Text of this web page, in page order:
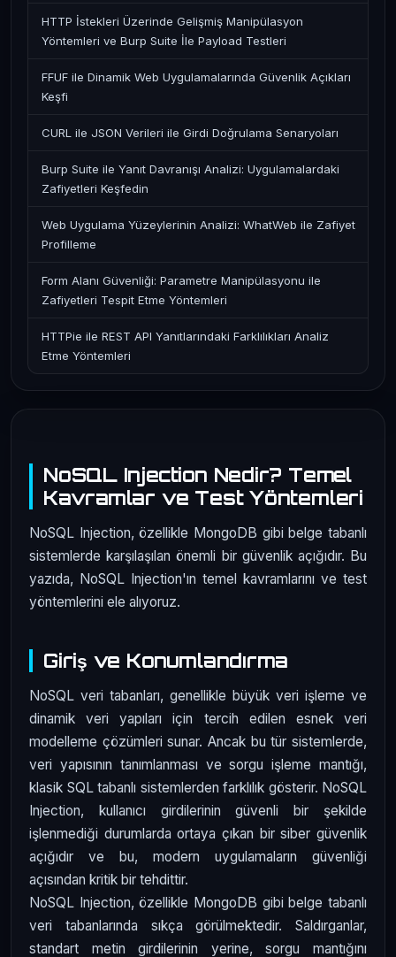
NoSQL Injection Nedir? Temel
Kavramlar ve Test Yöntemleri
NoSQL Injection, özellikle MongoDB gibi belge tabanlı
sistemlerde karşılaşılan önemli bir güvenlik açığıdır. Bu
yazıda, NoSQL Injection'ın temel kavramlarını ve test
yöntemlerini ele alıyoruz.
Giriş ve Konumlandırma
NoSQL veri tabanları, genellikle büyük veri işleme ve
dinamik veri yapıları için tercih edilen esnek veri
modelleme çözümleri sunar. Ancak bu tür sistemlerde,
veri yapısının tanımlanması ve sorgu işleme mantığı,
klasik SQL tabanlı sistemlerden farklılık gösterir. NoSQL
Injection, kullanıcı girdilerinin güvenli bir şekilde
işlenmediği durumlarda ortaya çıkan bir siber güvenlik
açığıdır ve bu, modern uygulamaların güvenliği
açısından kritik bir tehdittir.
NoSQL Injection, özellikle MongoDB gibi belge tabanlı
veri tabanlarında sıkça görülmektedir. Saldırganlar,
standart metin girdilerinin yerine, sorgu mantığını
HTTP İstekleri Üzerinde Gelişmiş Manipülasyon
Yöntemleri ve Burp Suite İle Payload Testleri
FFUF ile Dinamik Web Uygulamalarında Güvenlik Açıkları
Keşfi
CURL ile JSON Verileri ile Girdi Doğrulama Senaryoları
Burp Suite ile Yanıt Davranışı Analizi: Uygulamalardaki
Zafiyetleri Keşfedin
Web Uygulama Yüzeylerinin Analizi: WhatWeb ile Zafiyet
Profilleme
Form Alanı Güvenliği: Parametre Manipülasyonu ile
Zafiyetleri Tespit Etme Yöntemleri
HTTPie ile REST API Yanıtlarındaki Farklılıkları Analiz
Etme Yöntemleri